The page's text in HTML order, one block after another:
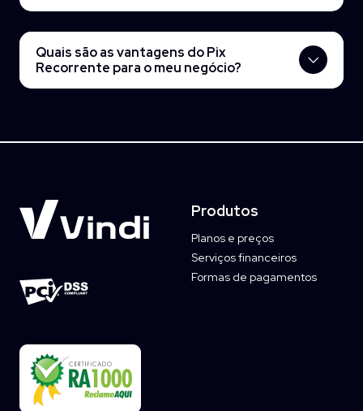
Quais são as vantagens do Pix
Recorrente para o meu negócio?
Produtos
Planos e preços
Serviços financeiros
Formas de pagamentos